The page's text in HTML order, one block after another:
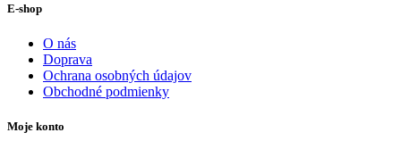
E-shop
O nás
Doprava
Ochrana osobných údajov
Obchodné podmienky
Moje konto